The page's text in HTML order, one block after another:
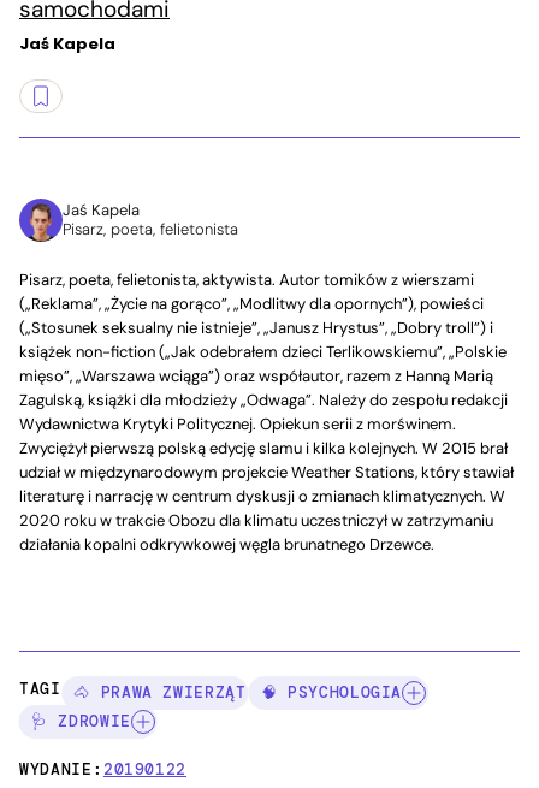
samochodami
Jaś Kapela
Jaś Kapela
Pisarz, poeta, felietonista
Pisarz, poeta, felietonista, aktywista. Autor tomików z wierszami
(„Reklama”, „Życie na gorąco”, „Modlitwy dla opornych”), powieści
(„Stosunek seksualny nie istnieje”, „Janusz Hrystus”, „Dobry troll”) i
książek non-fiction („Jak odebrałem dzieci Terlikowskiemu”, „Polskie
mięso”, „Warszawa wciąga”) oraz współautor, razem z Hanną Marią
Zagulską, książki dla młodzieży „Odwaga”. Należy do zespołu redakcji
Wydawnictwa Krytyki Politycznej. Opiekun serii z morświnem.
Zwyciężył pierwszą polską edycję slamu i kilka kolejnych. W 2015 brał
udział w międzynarodowym projekcie Weather Stations, który stawiał
literaturę i narrację w centrum dyskusji o zmianach klimatycznych. W
2020 roku w trakcie Obozu dla klimatu uczestniczył w zatrzymaniu
działania kopalni odkrywkowej węgla brunatnego Drzewce.
TAGI: 🐴 PRAWA ZWIERZĄT
🧠 PSYCHOLOGIA
🩺 ZDROWIE
WYDANIE:20190122